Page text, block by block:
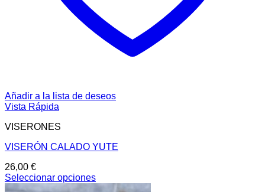
Añadir a la lista de deseos
Vista Rápida
VISERONES
VISERÓN CALADO YUTE
26,00 €
Seleccionar opciones
Este